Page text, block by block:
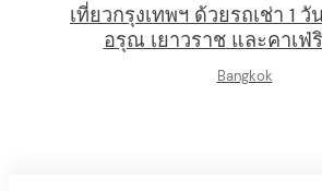
เที่ยวกรุงเทพฯ ด้วยรถเช่า 1 วั
อรุณ เยาวราช และคาเฟ่
Bangkok